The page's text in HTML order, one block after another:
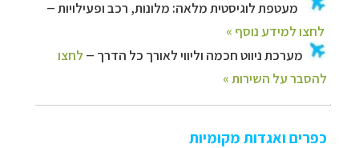
כפרים ואגדות מקומיות